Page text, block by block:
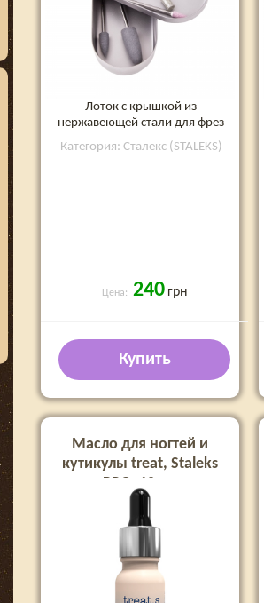
Лоток с крышкой из
нержавеющей стали для фрез
Категория: Сталекс (STALEKS)
Цена: 240 грн
Купить
Масло для ногтей и
кутикулы treat, Staleks
PRO, 10 мл